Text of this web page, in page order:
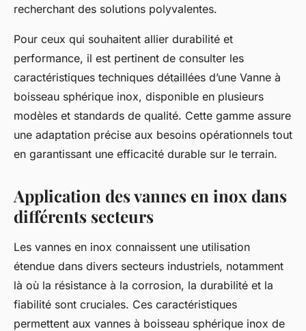
recherchant des solutions polyvalentes.
Pour ceux qui souhaitent allier durabilité et
performance, il est pertinent de consulter les
caractéristiques techniques détaillées d’une Vanne à
boisseau sphérique inox, disponible en plusieurs
modèles et standards de qualité. Cette gamme assure
une adaptation précise aux besoins opérationnels tout
en garantissant une efficacité durable sur le terrain.
Application des vannes en inox dans
différents secteurs
Les vannes en inox connaissent une utilisation
étendue dans divers secteurs industriels, notamment
là où la résistance à la corrosion, la durabilité et la
fiabilité sont cruciales. Ces caractéristiques
permettent aux vannes à boisseau sphérique inox de